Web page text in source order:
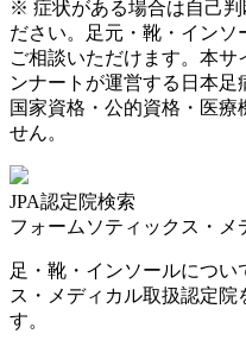
※ 症状がある場合は自己判
ださい。足元・靴・インソ
ご相談いただけます。本
ンナートが運営する日本足
国家資格・公的資格・医療
せん。
JPA認定院検索
フォームソティックス・メ
足・靴・インソールにつ
ス・メディカル取扱認定
す。